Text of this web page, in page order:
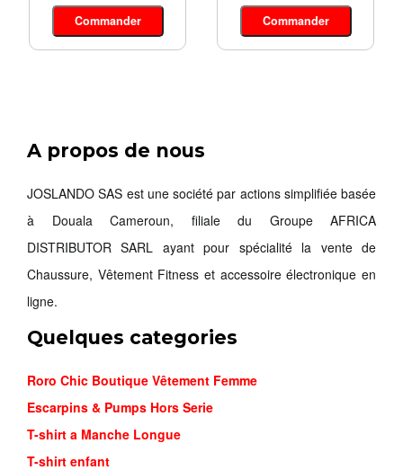
23,000FCFA
Commander
Commander Commander
A propos de nous
JOSLANDO SAS est une société par actions simplifiée basée
à Douala Cameroun, filiale du Groupe AFRICA
DISTRIBUTOR SARL ayant pour spécialité la vente de
Chaussure, Vêtement Fitness et accessoire électronique en
ligne.
Quelques categories
Roro Chic Boutique Vêtement Femme
Escarpins & Pumps Hors Serie
T-shirt a Manche Longue
T-shirt enfant